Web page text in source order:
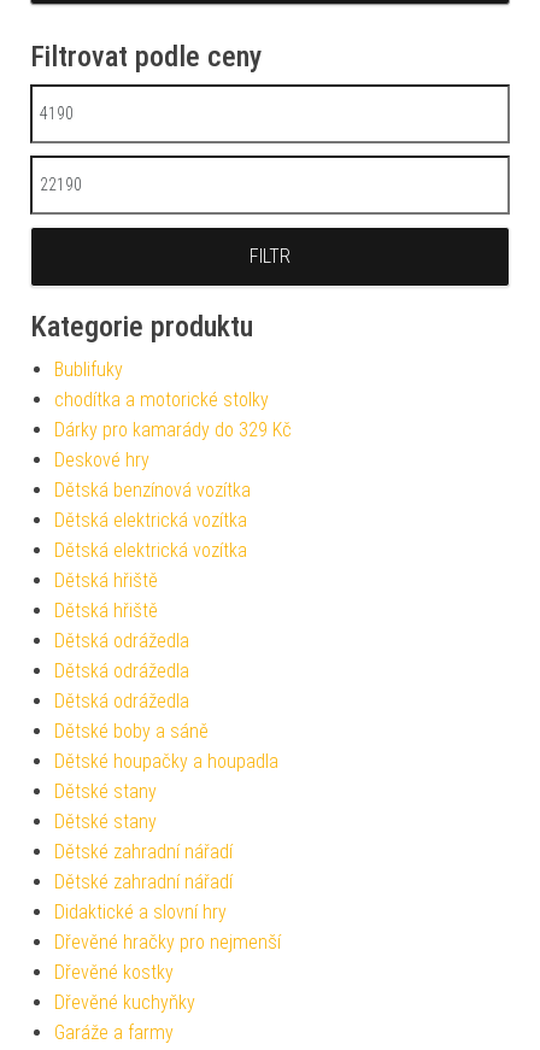
Filtrovat podle ceny
Minimální cena
Maximální cena
FILTR
Kategorie produktu
Bublifuky
chodítka a motorické stolky
Dárky pro kamarády do 329 Kč
Deskové hry
Dětská benzínová vozítka
Dětská elektrická vozítka
Dětská elektrická vozítka
Dětská hřiště
Dětská hřiště
Dětská odrážedla
Dětská odrážedla
Dětská odrážedla
Dětské boby a sáně
Dětské houpačky a houpadla
Dětské stany
Dětské stany
Dětské zahradní nářadí
Dětské zahradní nářadí
Didaktické a slovní hry
Dřevěné hračky pro nejmenší
Dřevěné kostky
Dřevěné kuchyňky
Garáže a farmy